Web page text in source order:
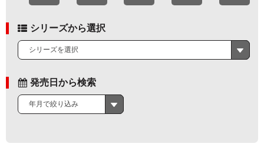
シリーズから選択
シリーズを選択
発売日から検索
年月で絞り込み